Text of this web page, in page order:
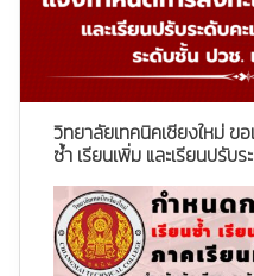
วิทยาลัยเทคนิคเชียงใหม่ ข
ซ้ำ เรียนเพิ่ม และเรียนปรับ